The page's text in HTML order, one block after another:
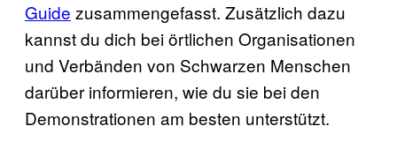
Guide zusammengefasst. Zusätzlich dazu
kannst du dich bei örtlichen Organisationen
und Verbänden von Schwarzen Menschen
darüber informieren, wie du sie bei den
Demonstrationen am besten unterstützt.